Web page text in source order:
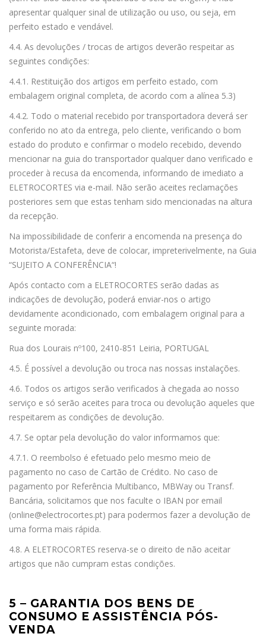
apresentar qualquer sinal de utilização ou uso, ou seja, em
perfeito estado e vendável.
4.4. As devoluções / trocas de artigos deverão respeitar as
seguintes condições:
4.4.1. Restituição dos artigos em perfeito estado, com
embalagem original completa, de acordo com a alínea 5.3)
4.4.2. Todo o material recebido por transportadora deverá ser
conferido no ato da entrega, pelo cliente, verificando o bom
estado do produto e confirmar o modelo recebido, devendo
mencionar na guia do transportador qualquer dano verificado e
proceder à recusa da encomenda, informando de imediato a
ELETROCORTES via e-mail. Não serão aceites reclamações
posteriores sem que estas tenham sido mencionadas na altura
da recepção.
Na impossibilidade de conferir a encomenda na presença do
Motorista/Estafeta, deve de colocar, impreterivelmente, na Guia
“SUJEITO A CONFERÊNCIA“!
Após contacto com a ELETROCORTES serão dadas as
indicações de devolução, poderá enviar-nos o artigo
devidamente acondicionado, com embalagem original para a
seguinte morada:
Rua dos Lourais nº100, 2410-851 Leiria, PORTUGAL
4.5. É possível a devolução ou troca nas nossas instalações.
4.6. Todos os artigos serão verificados à chegada ao nosso
serviço e só serão aceites para troca ou devolução aqueles que
respeitarem as condições de devolução.
4.7. Se optar pela devolução do valor informamos que:
4.7.1. O reembolso é efetuado pelo mesmo meio de
pagamento no caso de Cartão de Crédito. No caso de
pagamento por Referência Multibanco, MBWay ou Transf.
Bancária, solicitamos que nos faculte o IBAN por email
(online@electrocortes.pt) para podermos fazer a devolução de
uma forma mais rápida.
4.8. A ELETROCORTES reserva-se o direito de não aceitar
artigos que não cumpram estas condições.
5 – GARANTIA DOS BENS DE
CONSUMO E ASSISTÊNCIA PÓS-
VENDA